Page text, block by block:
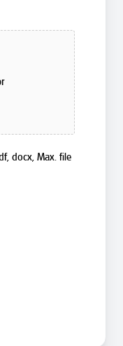
docx, Max. file